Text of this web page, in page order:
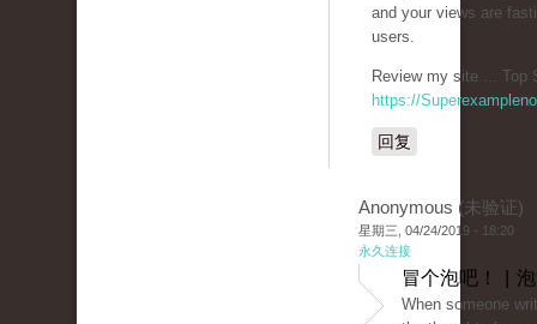
and your views are
users.
Review my site ... Top
https://
回复
Anonymous (未验证)
星期三, 04/24/2019 - 18:20
永久连接
冒个泡吧！ |
When someone